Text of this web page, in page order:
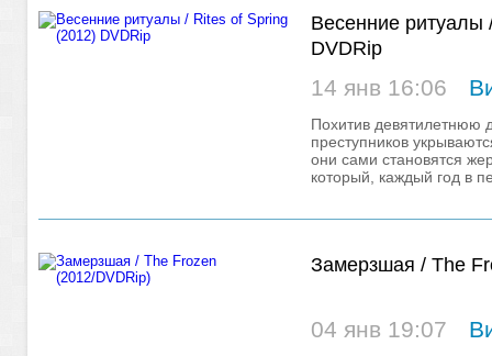
Весенние ритуалы
DVDRip
14 янв 16:06
Похитив девятилетнюю
преступников
они сами становятся
который, каждый год в
Замерзшая / The
04 янв 19:07